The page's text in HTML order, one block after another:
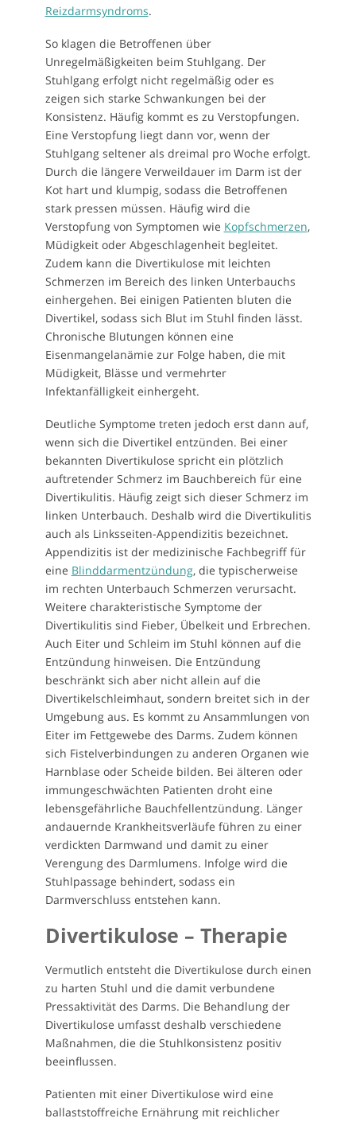
Reizdarmsyndroms.
So klagen die Betroffenen über
Unregelmäßigkeiten beim Stuhlgang. Der
Stuhlgang erfolgt nicht regelmäßig oder es
zeigen sich starke Schwankungen bei der
Konsistenz. Häufig kommt es zu Verstopfungen.
Eine Verstopfung liegt dann vor, wenn der
Stuhlgang seltener als dreimal pro Woche erfolgt.
Durch die längere Verweildauer im Darm ist der
Kot hart und klumpig, sodass die Betroffenen
stark pressen müssen. Häufig wird die
Verstopfung von Symptomen wie Kopfschmerzen,
Müdigkeit oder Abgeschlagenheit begleitet.
Zudem kann die Divertikulose mit leichten
Schmerzen im Bereich des linken Unterbauchs
einhergehen. Bei einigen Patienten bluten die
Divertikel, sodass sich Blut im Stuhl finden lässt.
Chronische Blutungen können eine
Eisenmangelanämie zur Folge haben, die mit
Müdigkeit, Blässe und vermehrter
Infektanfälligkeit einhergeht.
Deutliche Symptome treten jedoch erst dann auf,
wenn sich die Divertikel entzünden. Bei einer
bekannten Divertikulose spricht ein plötzlich
auftretender Schmerz im Bauchbereich für eine
Divertikulitis. Häufig zeigt sich dieser Schmerz im
linken Unterbauch. Deshalb wird die Divertikulitis
auch als Linksseiten-Appendizitis bezeichnet.
Appendizitis ist der medizinische Fachbegriff für
eine Blinddarmentzündung, die typischerweise
im rechten Unterbauch Schmerzen verursacht.
Weitere charakteristische Symptome der
Divertikulitis sind Fieber, Übelkeit und Erbrechen.
Auch Eiter und Schleim im Stuhl können auf die
Entzündung hinweisen. Die Entzündung
beschränkt sich aber nicht allein auf die
Divertikelschleimhaut, sondern breitet sich in der
Umgebung aus. Es kommt zu Ansammlungen von
Eiter im Fettgewebe des Darms. Zudem können
sich Fistelverbindungen zu anderen Organen wie
Harnblase oder Scheide bilden. Bei älteren oder
immungeschwächten Patienten droht eine
lebensgefährliche Bauchfellentzündung. Länger
andauernde Krankheitsverläufe führen zu einer
verdickten Darmwand und damit zu einer
Verengung des Darmlumens. Infolge wird die
Stuhlpassage behindert, sodass ein
Darmverschluss entstehen kann.
Divertikulose – Therapie
Vermutlich entsteht die Divertikulose durch einen
zu harten Stuhl und die damit verbundene
Pressaktivität des Darms. Die Behandlung der
Divertikulose umfasst deshalb verschiedene
Maßnahmen, die die Stuhlkonsistenz positiv
beeinflussen.
Patienten mit einer Divertikulose wird eine
ballaststoffreiche Ernährung mit reichlicher